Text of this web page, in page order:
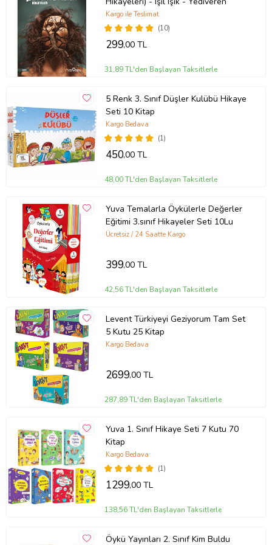
Baskı Boyutu13,50 x 21,00 cm
Baskı Sayısı 1. Baskı
Baskı Tarihi Ekim 2022
Çevirmen
Taylor Jenkins Reid
Cilt Tipi
Ciltsiz
Kağıt Cinsi
2. Hamur
Yazar
Taylor Jenkins Reid
Ürün Kodu:kcm81058093
(10)
Kargo ile Teslimat
299,00 TL
31,89 TL'den Başlayan Taksitlerle
5 Renk 3. Sınıf Düşler Kulübü Hikaye
Seti 10 Kitap
(1)
Kargo Bedava
450,00 TL
48,00 TL'den Başlayan Taksitlerle
Yuva Temalarla Öykülerle Değerler
Eğitimi 3.sınıf Hikayeler Seti 10Lu
Ücretsiz / 24 Saatte Kargo
399,00 TL
42,56 TL'den Başlayan Taksitlerle
Levent Türkiyeyi Geziyorum Tam Set
5 Kutu 25 Kitap
Kargo Bedava
2699,00 TL
287,89 TL'den Başlayan Taksitlerle
Yuva 1. Sınıf Hikaye Seti 7 Kutu 70
Kitap
(1)
Kargo Bedava
1299,00 TL
138,56 TL'den Başlayan Taksitlerle
Öykü Yayınları 2. Sınıf Kim Buldu